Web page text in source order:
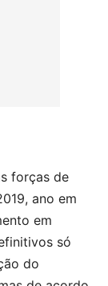
forças de
ano em
em
só
do